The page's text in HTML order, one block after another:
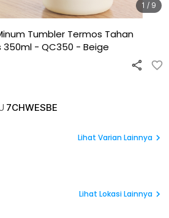
1 / 9
Tumbler Termos Tahan
350ml - QC350 - Beige
7CHWESBE
Lihat Varian Lainnya
Lihat Lokasi Lainnya